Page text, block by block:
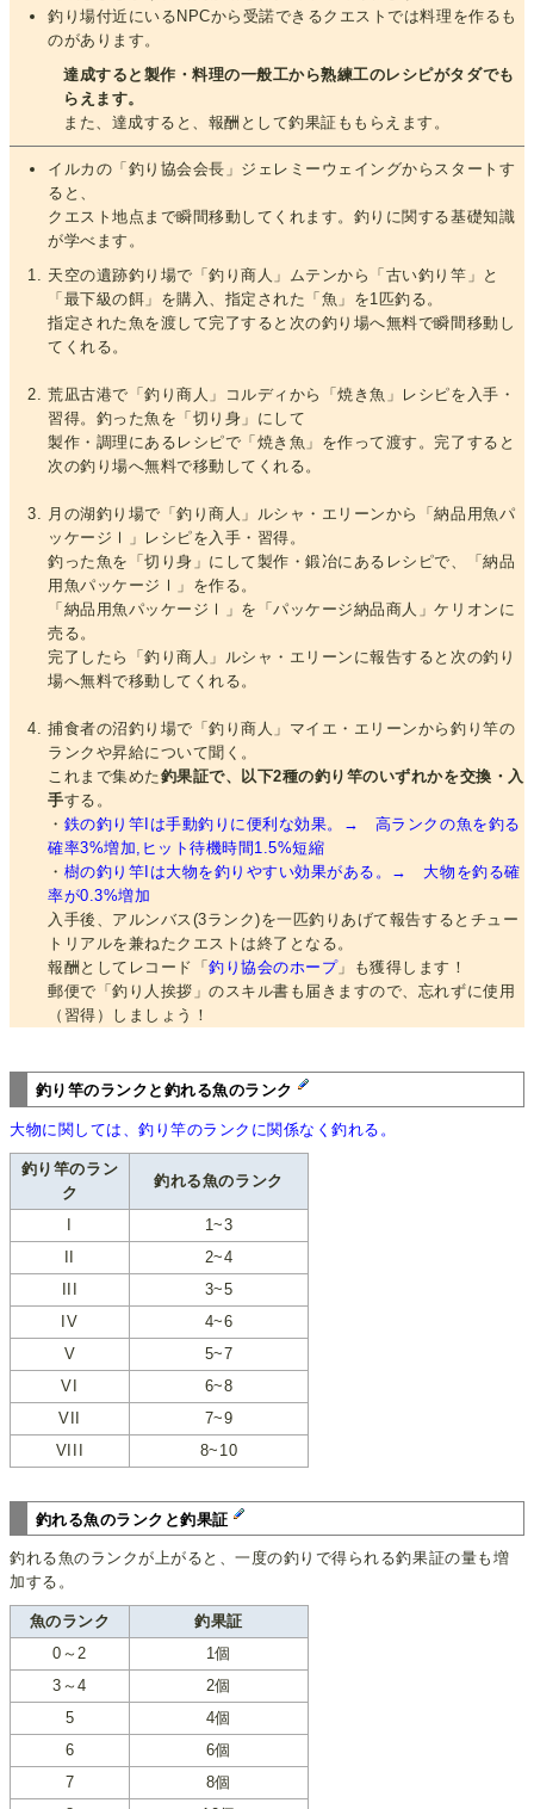
釣り場付近にいるNPCから受諾できるクエストでは料理を作るも
のがあります。
達成すると製作・料理の一般工から熟練工のレシピがタダでも
らえます。
また、達成すると、報酬として釣果証ももらえます。
イルカの「釣り協会会長」ジェレミーウェイングからスタートす
ると、
クエスト地点まで瞬間移動してくれます。釣りに関する基礎知識
が学べます。
天空の遺跡釣り場で「釣り商人」ムテンから「古い釣り竿」と
「最下級の餌」を購入、指定された「魚」を1匹釣る。
指定された魚を渡して完了すると次の釣り場へ無料で瞬間移動し
てくれる。
荒凪古港で「釣り商人」コルディから「焼き魚」レシピを入手・
習得。釣った魚を「切り身」にして
製作・調理にあるレシピで「焼き魚」を作って渡す。完了すると
次の釣り場へ無料で移動してくれる。
月の湖釣り場で「釣り商人」ルシャ・エリーンから「納品用魚パ
ッケージⅠ」レシピを入手・習得。
釣った魚を「切り身」にして製作・鍛冶にあるレシピで、「納品
用魚パッケージⅠ」を作る。
「納品用魚パッケージⅠ」を「パッケージ納品商人」ケリオンに
売る。
完了したら「釣り商人」ルシャ・エリーンに報告すると次の釣り
場へ無料で移動してくれる。
捕食者の沼釣り場で「釣り商人」マイエ・エリーンから釣り竿の
ランクや昇給について聞く。
これまで集めた釣果証で、以下2種の釣り竿のいずれかを交換・入
手する。
・ 鉄の釣り竿Iは手動釣りに便利な効果。→ 高ランクの魚を釣る
確率3%増加,ヒット待機時間1.5%短縮
・ 樹の釣り竿Iは大物を釣りやすい効果がある。→ 大物を釣る確
率が0.3%増加
入手後、アルンバス(3ランク)を一匹釣りあげて報告するとチュー
トリアルを兼ねたクエストは終了となる。
報酬としてレコード「釣り協会のホープ」も獲得します！
郵便で「釣り人挨拶」のスキル書も届きますので、忘れずに使用
（習得）しましょう！
釣り竿のランクと釣れる魚のランク
大物に関しては、釣り竿のランクに関係なく釣れる。
釣り竿のラン
ク
釣れる魚のランク
I
1~3
II
2~4
III
3~5
IV
4~6
V
5~7
VI
6~8
VII
7~9
VIII
8~10
釣れる魚のランクと釣果証
釣れる魚のランクが上がると、一度の釣りで得られる釣果証の量も増
加する。
魚のランク
釣果証
0～2
1個
3～4
2個
5
4個
6
6個
7
8個